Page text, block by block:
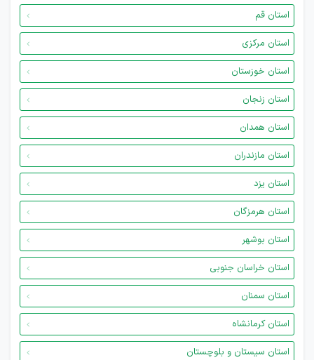
استان قم
استان مرکزی
استان خوزستان
استان زنجان
استان همدان
استان مازندران
استان یزد
استان هرمزگان
استان بوشهر
استان خراسان جنوبی
استان سمنان
استان کرمانشاه
استان سیستان و بلوچستان